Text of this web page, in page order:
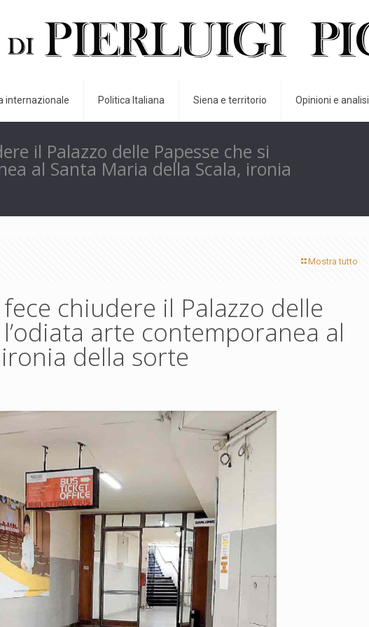
internazionale Politica Italiana Siena e territorio Opinioni e analisi
il Palazzo delle Papesse che si
al Santa Maria della Scala, ironia
Mostra tutto
chiudere il Palazzo delle
arte contemporanea al
della sorte